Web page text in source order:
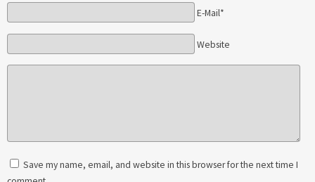
E-Mail*
Website
Save my name, email, and website in this browser for the next time I